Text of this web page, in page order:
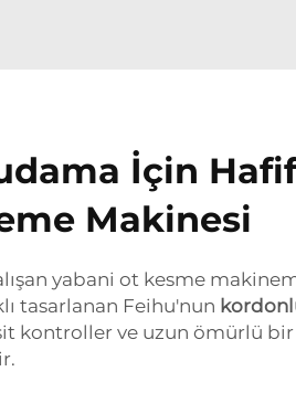
İçin
Makinesi
yabani ot kesme
tasarlanan Feihu'nun
kontroller ve uzun ömürlü